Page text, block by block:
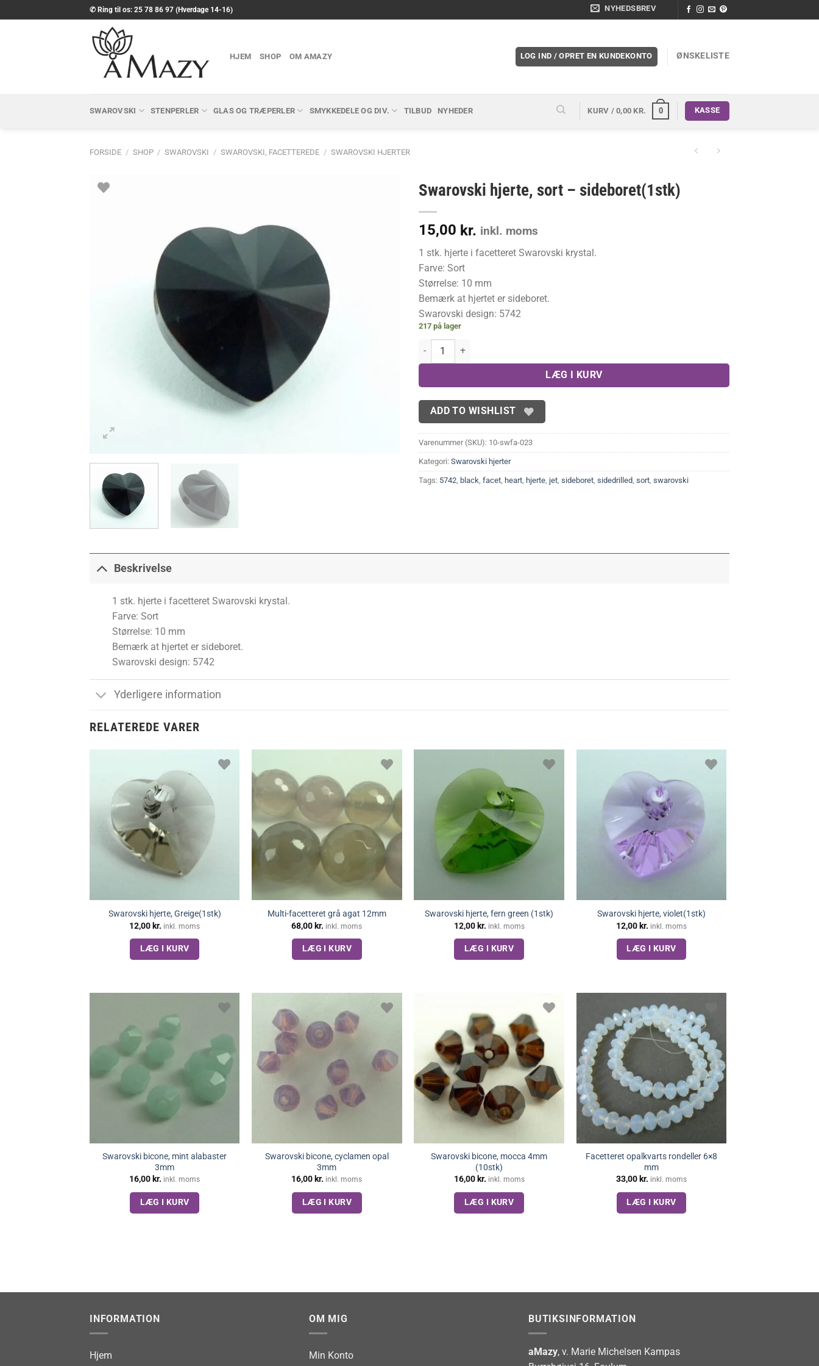
til
✆ Ring til os: 25 78 86 97 (Hverdage 14-16) NYHEDSBREV
HJEM SHOP OM AMAZY LOG IND / OPRET EN KUNDEKONTO ØNSKELISTE
SWAROVSKI STENPERLER GLAS OG TRÆPERLER SMYKKEDELE OG DIV. TILBUD NYHEDER KURV /0,00 KR. 0 KASSE
FORSIDE / SHOP / SWAROVSKI / SWAROVSKI, FACETTEREDE / SWAROVSKI HJERTER
Swarovski hjerte, sort – sideboret(1stk)
15,00 kr. inkl. moms
1 stk. hjerte i facetteret Swarovski krystal.
Farve: Sort
Størrelse: 10 mm
Bemærk at hjertet er sideboret.
Swarovski design: 5742
217 på lager
Swarovski hjerte, sort - sideboret(1stk) antal
LÆG I KURV
ADD TO WISHLIST
Varenummer (SKU): 10-swfa-023
Kategori: Swarovski hjerter
Tags: 5742 black facet heart hjerte jet sideboret sidedrilled sort swarovski
Beskrivelse
1 stk. hjerte i facetteret Swarovski krystal.
Farve: Sort
Størrelse: 10 mm
Bemærk at hjertet er sideboret.
Swarovski design: 5742
Yderligere information
RELATEREDE VARER
Swarovski hjerte, Greige(1stk)
12,00 kr. inkl. moms
LÆG I KURV
Multi-facetteret grå agat 12mm
68,00 kr. inkl. moms
LÆG I KURV
Swarovski hjerte, fern green (1stk)
12,00 kr. inkl. moms
LÆG I KURV
Swarovski hjerte, violet(1stk)
12,00 kr. inkl. moms
LÆG I KURV
Swarovski bicone, mint alabaster
3mm
16,00 kr. inkl. moms
LÆG I KURV
Swarovski bicone, cyclamen opal
3mm
16,00 kr. inkl. moms
LÆG I KURV
Swarovski bicone, mocca 4mm
(10stk)
16,00 kr. inkl. moms
LÆG I KURV
Facetteret opalkvarts rondeller 6×8
mm
33,00 kr. inkl. moms
LÆG I KURV
INFORMATION
Hjem
OM MIG
Min Konto
BUTIKSINFORMATION
aMazy, v. Marie Michelsen Kampas